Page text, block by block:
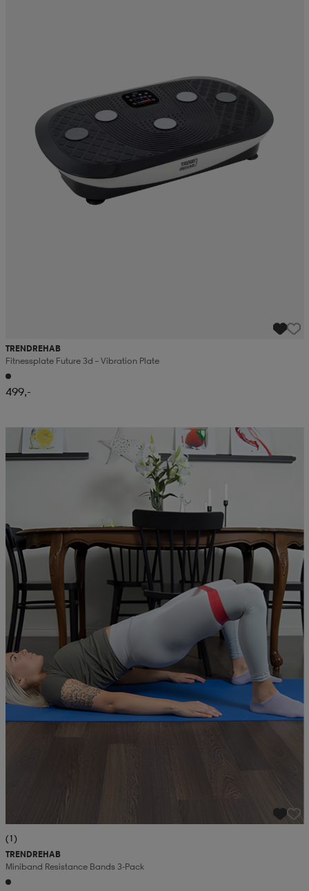
TRENDREHAB
Fitnessplate Future 3d – Vibration Plate
499,-
(1)
TRENDREHAB
Miniband Resistance Bands 3-Pack